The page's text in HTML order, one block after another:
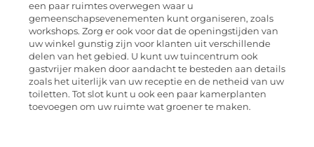
een paar ruimtes overwegen waar u
gemeenschapsevenementen kunt organiseren, zoals
workshops. Zorg er ook voor dat de openingstijden van
uw winkel gunstig zijn voor klanten uit verschillende
delen van het gebied. U kunt uw tuincentrum ook
gastvrijer maken door aandacht te besteden aan details
zoals het uiterlijk van uw receptie en de netheid van uw
toiletten. Tot slot kunt u ook een paar kamerplanten
toevoegen om uw ruimte wat groener te maken.